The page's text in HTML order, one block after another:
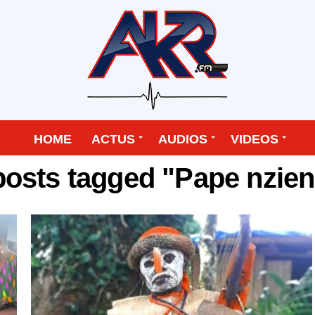
HOME ACTUS AUDIOS VIDEOS
tagged "Pape